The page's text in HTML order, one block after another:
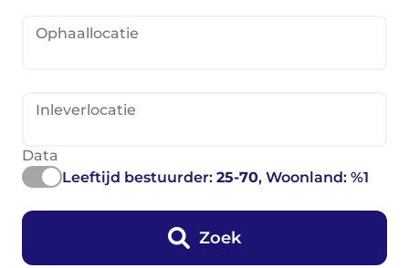
Ophaallocatie
Inleverlocatie
Data
Leeftijd bestuurder: 25-70, Woonland: %1
Zoek